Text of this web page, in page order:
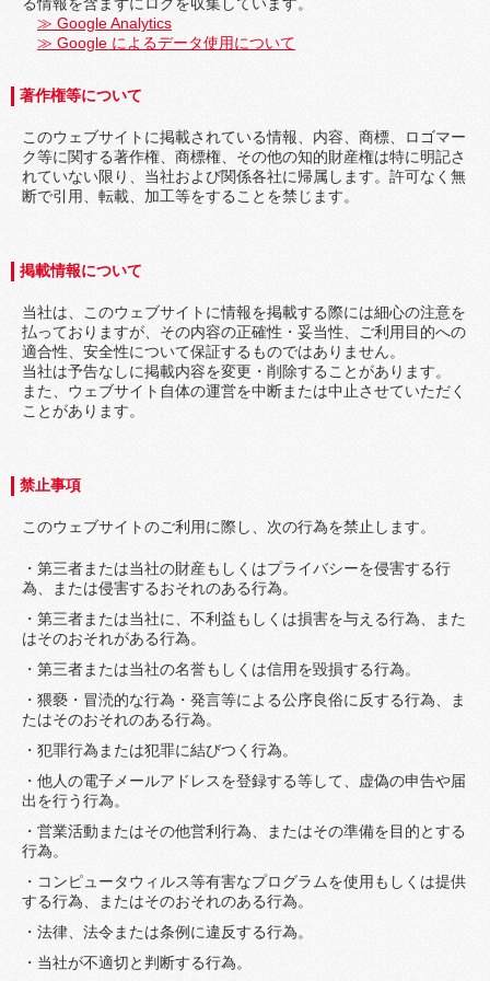
≫ Google Analytics
≫ Google によるデータ使用について
著作権等について
このウェブサイトに掲載されている情報、内容、商標、ロゴマー
ク等に関する著作権、商標権、その他の知的財産権は特に明記さ
れていない限り、当社および関係各社に帰属します。許可なく無
断で引用、転載、加工等をすることを禁じます。
掲載情報について
当社は、このウェブサイトに情報を掲載する際には細心の注意を
払っておりますが、その内容の正確性・妥当性、ご利用目的への
適合性、安全性について保証するものではありません。
当社は予告なしに掲載内容を変更・削除することがあります。
また、ウェブサイト自体の運営を中断または中止させていただく
ことがあります。
禁止事項
このウェブサイトのご利用に際し、次の行為を禁止します。
・第三者または当社の財産もしくはプライバシーを侵害する行
為、または侵害するおそれのある行為。
・第三者または当社に、不利益もしくは損害を与える行為、また
はそのおそれがある行為。
・第三者または当社の名誉もしくは信用を毀損する行為。
・猥褻・冒涜的な行為・発言等による公序良俗に反する行為、ま
たはそのおそれのある行為。
・犯罪行為または犯罪に結びつく行為。
・他人の電子メールアドレスを登録する等して、虚偽の申告や届
出を行う行為。
・営業活動またはその他営利行為、またはその準備を目的とする
行為。
・コンピュータウィルス等有害なプログラムを使用もしくは提供
する行為、またはそのおそれのある行為。
・法律、法令または条例に違反する行為。
・当社が不適切と判断する行為。